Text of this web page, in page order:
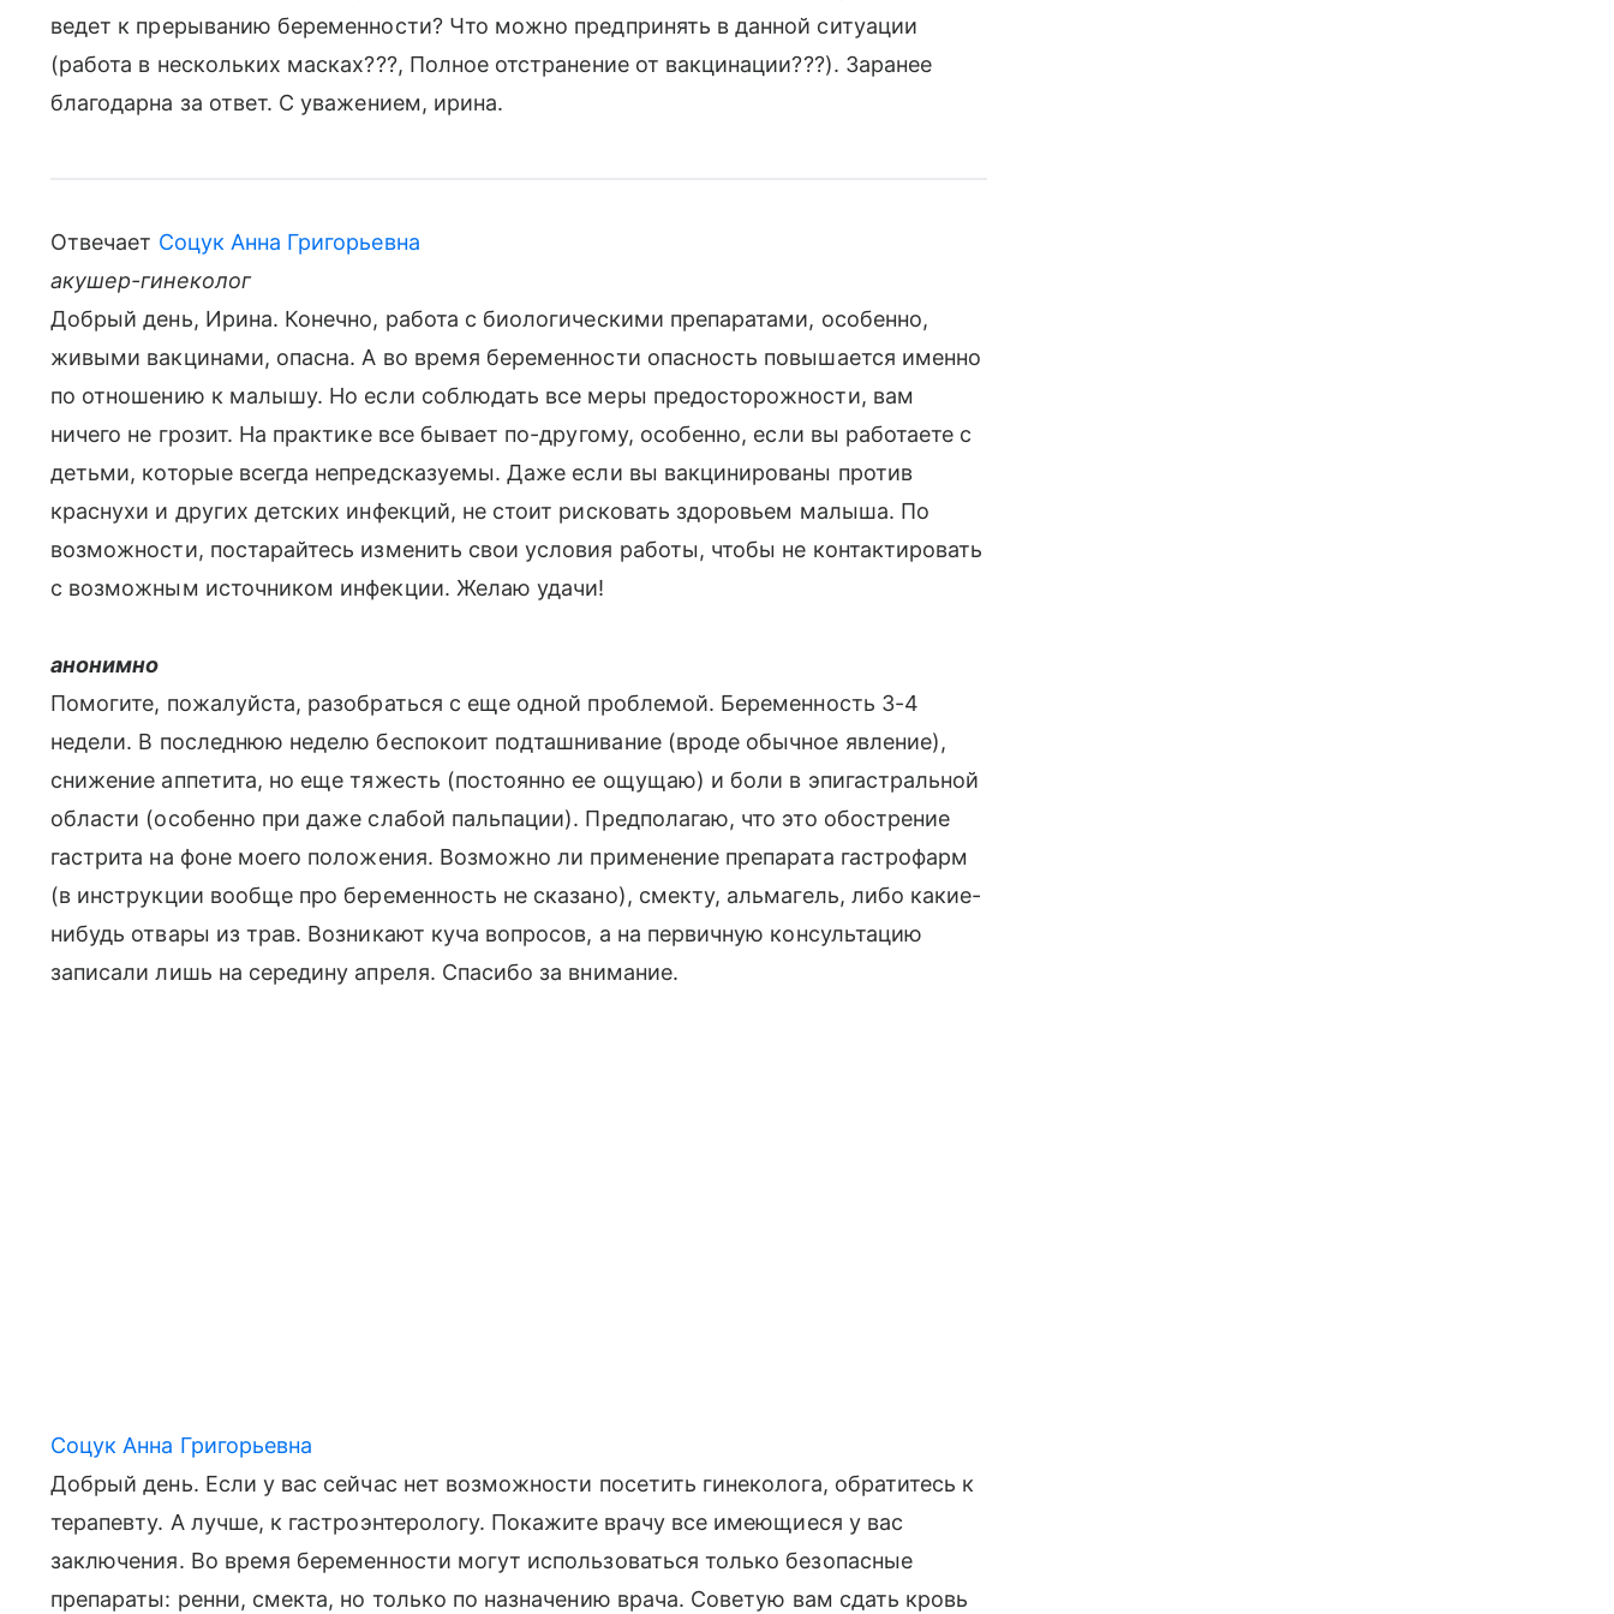
ведет к прерыванию беременности? Что можно предпринять в данной ситуации
(работа в нескольких масках???, Полное отстранение от вакцинации???). Заранее
благодарна за ответ. С уважением, ирина.
Отвечает Соцук Анна Григорьевна
акушер-гинеколог
Добрый день, Ирина. Конечно, работа с биологическими препаратами, особенно,
живыми вакцинами, опасна. А во время беременности опасность повышается именно
по отношению к малышу. Но если соблюдать все меры предосторожности, вам
ничего не грозит. На практике все бывает по-другому, особенно, если вы работаете с
детьми, которые всегда непредсказуемы. Даже если вы вакцинированы против
краснухи и других детских инфекций, не стоит рисковать здоровьем малыша. По
возможности, постарайтесь изменить свои условия работы, чтобы не контактировать
с возможным источником инфекции. Желаю удачи!
анонимно
Помогите, пожалуйста, разобраться с еще одной проблемой. Беременность 3-4
недели. В последнюю неделю беспокоит подташнивание (вроде обычное явление),
снижение аппетита, но еще тяжесть (постоянно ее ощущаю) и боли в эпигастральной
области (особенно при даже слабой пальпации). Предполагаю, что это обострение
гастрита на фоне моего положения. Возможно ли применение препарата гастрофарм
(в инструкции вообще про беременность не сказано), смекту, альмагель, либо какие-
нибудь отвары из трав. Возникают куча вопросов, а на первичную консультацию
записали лишь на середину апреля. Спасибо за внимание.
Соцук Анна Григорьевна
Добрый день. Если у вас сейчас нет возможности посетить гинеколога, обратитесь к
терапевту. А лучше, к гастроэнтерологу. Покажите врачу все имеющиеся у вас
заключения. Во время беременности могут использоваться только безопасные
препараты: ренни, смекта, но только по назначению врача. Советую вам сдать кровь